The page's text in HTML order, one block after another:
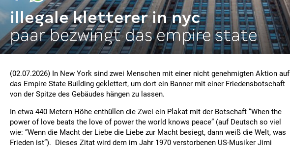
illegale kletterer in nyc
paar bezwingt das empire state
(02.07.2026) In New York sind zwei Menschen mit einer nicht genehmigten Aktion auf
das Empire State Building geklettert, um dort ein Banner mit einer Friedensbotschaft
von der Spitze des Gebäudes hängen zu lassen.
In etwa 440 Metern Höhe enthüllen die Zwei ein Plakat mit der Botschaft “When the
power of love beats the love of power the world knows peace” (auf Deutsch so viel
wie: “Wenn die Macht der Liebe die Liebe zur Macht besiegt, dann weiß die Welt, was
Frieden ist”). Dieses Zitat wird dem im Jahr 1970 verstorbenen US-Musiker Jimi